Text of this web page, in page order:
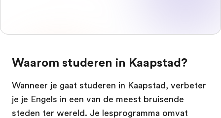
Waarom studeren in Kaapstad?
Wanneer je gaat studeren in Kaapstad, verbeter
je je Engels in een van de meest bruisende
steden ter wereld. Je lesprogramma omvat